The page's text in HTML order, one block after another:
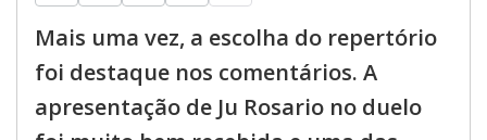
Mais uma vez, a escolha do repertório
foi destaque nos comentários. A
apresentação de Ju Rosario no duelo